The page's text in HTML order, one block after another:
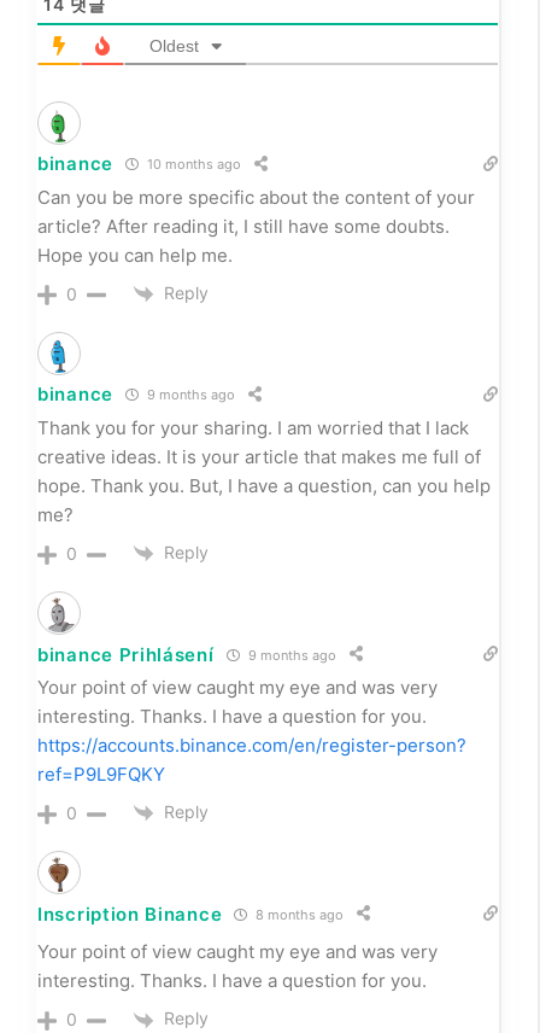
Oldest
binance 10 months ago
Can you be more specific about the content of your
article? After reading it, I still have some doubts.
Hope you can help me.
0 Reply
binance 9 months ago
Thank you for your sharing. I am worried that I lack
creative ideas. It is your article that makes me full of
hope. Thank you. But, I have a question, can you help
me?
0 Reply
binance Prihlásení 9 months ago
Your point of view caught my eye and was very
interesting. Thanks. I have a question for you.
https://accounts.binance.com/en/register-person?
ref=P9L9FQKY
0 Reply
Inscription Binance 8 months ago
Your point of view caught my eye and was very
interesting. Thanks. I have a question for you.
0 Reply